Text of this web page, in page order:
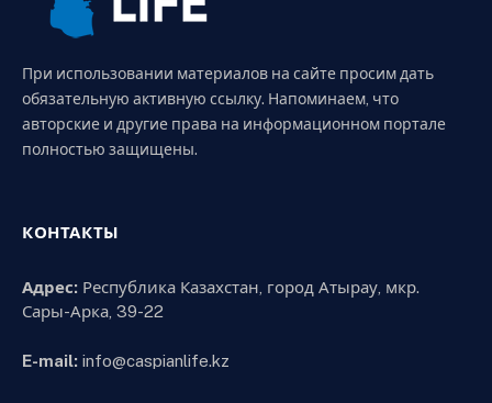
При использовании материалов на сайте просим дать
обязательную активную ссылку. Напоминаем, что
авторские и другие права на информационном портале
полностью защищены.
КОНТАКТЫ
Адрес: Республика Казахстан, город Атырау, мкр.
Сары-Арка, 39-22
E-mail: info@caspianlife.kz